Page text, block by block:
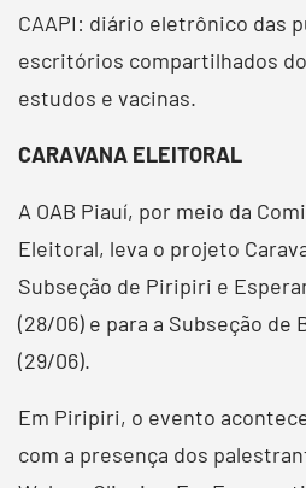
CAAPI: diário eletrônico das
escritórios compartilhados do
estudos e vacinas.
CARAVANA ELEITORAL
A OAB Piauí, por meio da
Eleitoral, leva o projeto
Subseção de Piripiri e
(28/06) e para a Subseção de
(29/06).
Em Piripiri, o evento
com a presença dos